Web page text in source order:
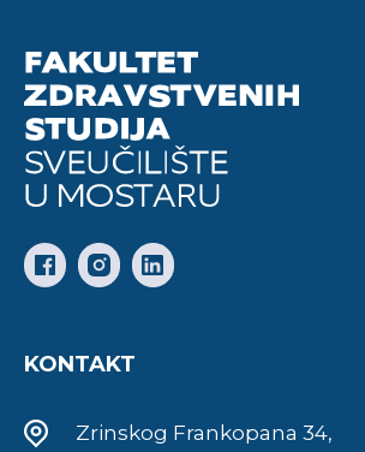
KONTAKT
Zrinskog Frankopana 34,